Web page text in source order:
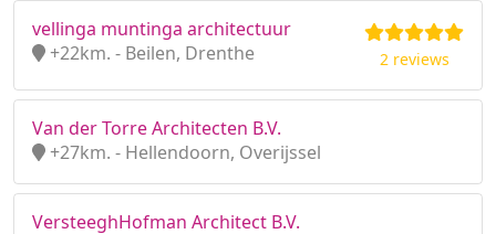
vellinga muntinga architectuur
+22km. - Beilen, Drenthe
2 reviews
Van der Torre Architecten B.V.
+27km. - Hellendoorn, Overijssel
VersteeghHofman Architect B.V.